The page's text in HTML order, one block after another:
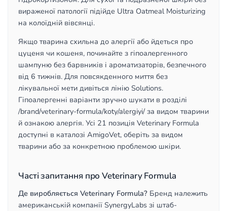
вираженої патології підійде Ultra Oatmeal Moisturizing
на колоїдній вівсянці.
Якщо тварина схильна до алергії або йдеться про
цуценя чи кошеня, починайте з гіпоалергенного
шампуню без барвників і ароматизаторів, безпечного
від 6 тижнів. Для повсякденного миття без
лікувальної мети дивіться лінію Solutions.
Гіпоалергенні варіанти зручно шукати в розділі
/brand/veterinary-formula/koty/alergiyi/ за видом тварини
й ознакою алергія. Усі 21 позиція Veterinary Formula
доступні в каталозі AmigoVet, оберіть за видом
тварини або за конкретною проблемою шкіри.
Часті запитання про Veterinary Formula
Де виробляється Veterinary Formula? Бренд належить
американській компанії SynergyLabs зі штаб-